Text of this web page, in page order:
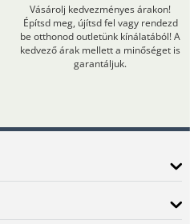
Vásárolj kedvezményes árakon!
Építsd meg, újítsd fel vagy rendezd
be otthonod outletünk kínálatából! A
kedvező árak mellett a minőséget is
garantáljuk.